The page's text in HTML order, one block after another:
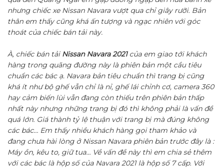
nhưng chiếc xe Nissan Navara vượt qua chỉ giây rưỡi. Bản
thân em thấy cũng khá ấn tượng và ngạc nhiên với góc
thoát của chiếc bán tải này.
À, chiếc bán tải Nissan Navara 2021của em giao tới khách
hàng trong quãng đường này là phiên bản một cầu tiêu
chuẩn các bác ạ. Navara bản tiêu chuẩn thì trang bị cũng
khá ít như bộ ghế vẫn chỉ là nỉ, ghế lái chỉnh cơ, camera 360
hay cảm biến lùi vẫn đang còn thiếu trên phiên bản thấp
nhất này nhưng những trang bị đó thì không phải là vấn đề
quá lớn. Giá thành tỷ lệ thuận với trang bị mà đúng không
các bác… Em thấy nhiều khách hàng gọi tham khảo và
đang chưa hài lòng ở Nissan Navara phiên bản trước đây là :
Máy ồn, kêu to, giữ tua… Về vấn đề này thì em chia sẻ thêm
với các bác là hộp số của Navara 2021 là hộp số 7 cấp. Với